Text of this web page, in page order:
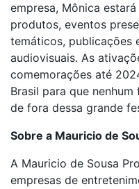
empresa, Mônica
produtos, eventos
temáticos, publicações
audiovisuais. As
comemorações até
Brasil para que
de fora dessa grande
Sobre a Mauricio de
A Mauricio de Sousa
empresas de